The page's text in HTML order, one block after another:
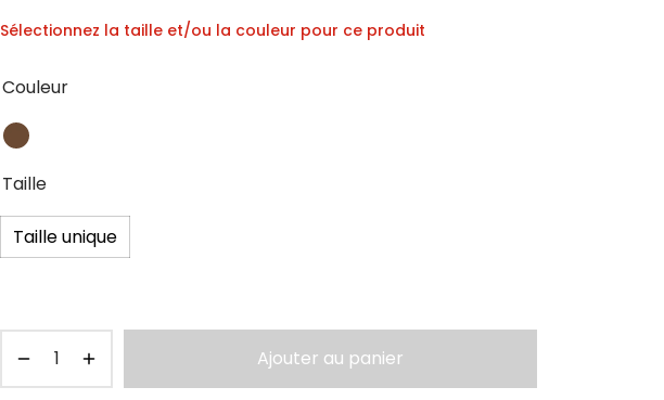
Sélectionnez la taille et/ou la couleur pour ce produit
Couleur
Taille
Taille unique
Ajouter au panier